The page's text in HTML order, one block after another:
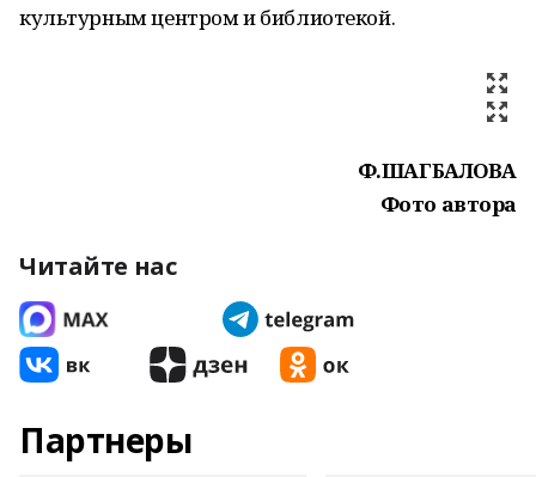
культурным центром и библиотекой.
Ф.ШАГБАЛОВА
Фото автора
Читайте нас
Партнеры